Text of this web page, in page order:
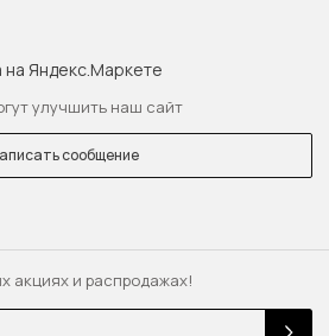
акциях и распродажах!
улучшить наш сайт
сообщение